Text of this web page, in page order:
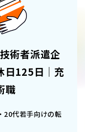
術者派遣企
日125日｜充
職
20代若手向けの転